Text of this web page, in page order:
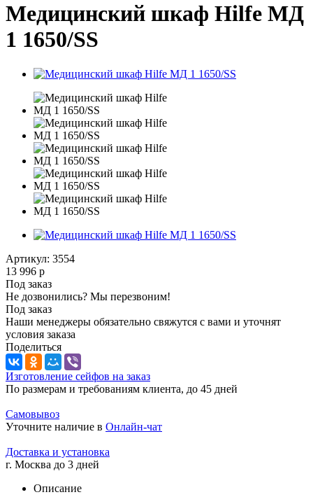
Медицинский шкаф Hilfe МД
1 1650/SS
Артикул: 3554
13 996 р
Под заказ
Не дозвонились? Мы перезвоним!
Под заказ
Наши менеджеры обязательно свяжутся с вами и уточнят
условия заказа
Поделиться
Изготовление сейфов на заказ
По размерам и требованиям клиента, до 45 дней
Самовывоз
Уточните наличие в Онлайн-чат
Доставка и установка
г. Москва до 3 дней
Описание